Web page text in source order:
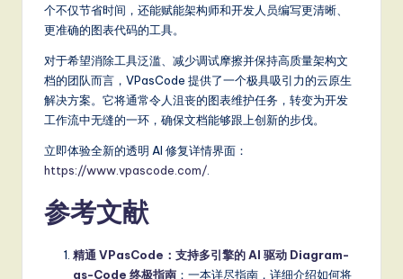
个不仅节省时间，还能赋能架构师和开发人员编写更清晰、
更准确的图表代码的工具。
对于希望消除工具泛滥、减少调试摩擦并保持高质量架构文
档的团队而言，VPasCode 提供了一个极具吸引力的云原生
解决方案。它将通常令人沮丧的图表维护任务，转变为开发
工作流中无缝的一环，确保文档能够跟上创新的步伐。
立即体验全新的透明 AI 修复详情界面：
https://www.vpascode.com/
参考文献
精通 VPasCode：支持多引擎的 AI 驱动 Diagram-
as-Code 终极指南 ：一本详尽指南，详细介绍如何将